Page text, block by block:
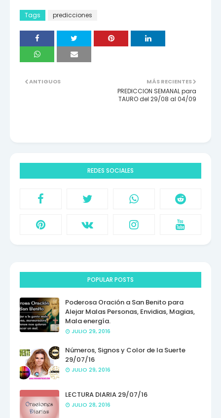
Tags predicciones
MÁS RECIENTES
PREDICCION SEMANAL para
TAURO del 29/08 al 04/09
ANTIGUOS
REDES SOCIALES
POPULAR POSTS
Poderosa Oración a San Benito para
Alejar Malas Personas, Envidias, Magias,
Mala energía.
JULIO 29, 2016
Números, Signos y Color de la Suerte
29/07/16
JULIO 29, 2016
LECTURA DIARIA 29/07/16
JULIO 28, 2016